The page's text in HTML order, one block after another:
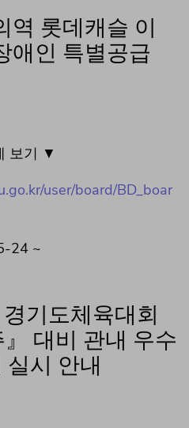
역 롯데캐슬 이
애인 특별공급
보기 ▼
user/board/BD_boar
24 ~
경기도체육대회
대비 관내 우수
시 안내